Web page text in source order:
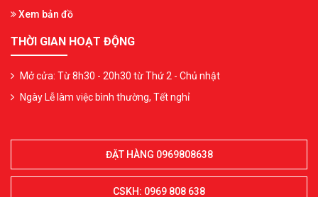
Xem bản đồ
THỜI GIAN HOẠT ĐỘNG
Mở cửa: Từ 8h30 - 20h30 từ Thứ 2 - Chủ nhật
Ngày Lễ làm việc bình thường, Tết nghỉ
ĐẶT HÀNG 0969808638
CSKH: 0969 808 638